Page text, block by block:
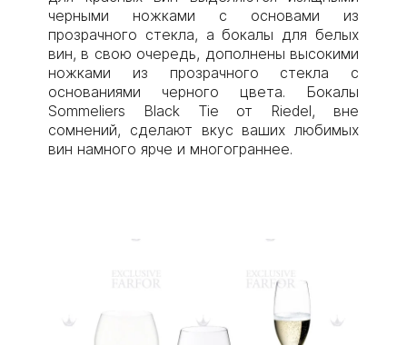
черными ножками с основами из
прозрачного стекла, а бокалы для белых
вин, в свою очередь, дополнены высокими
ножками из прозрачного стекла с
основаниями черного цвета. Бокалы
Sommeliers Black Tie от Riedel, вне
сомнений, сделают вкус ваших любимых
вин намного ярче и многограннее.